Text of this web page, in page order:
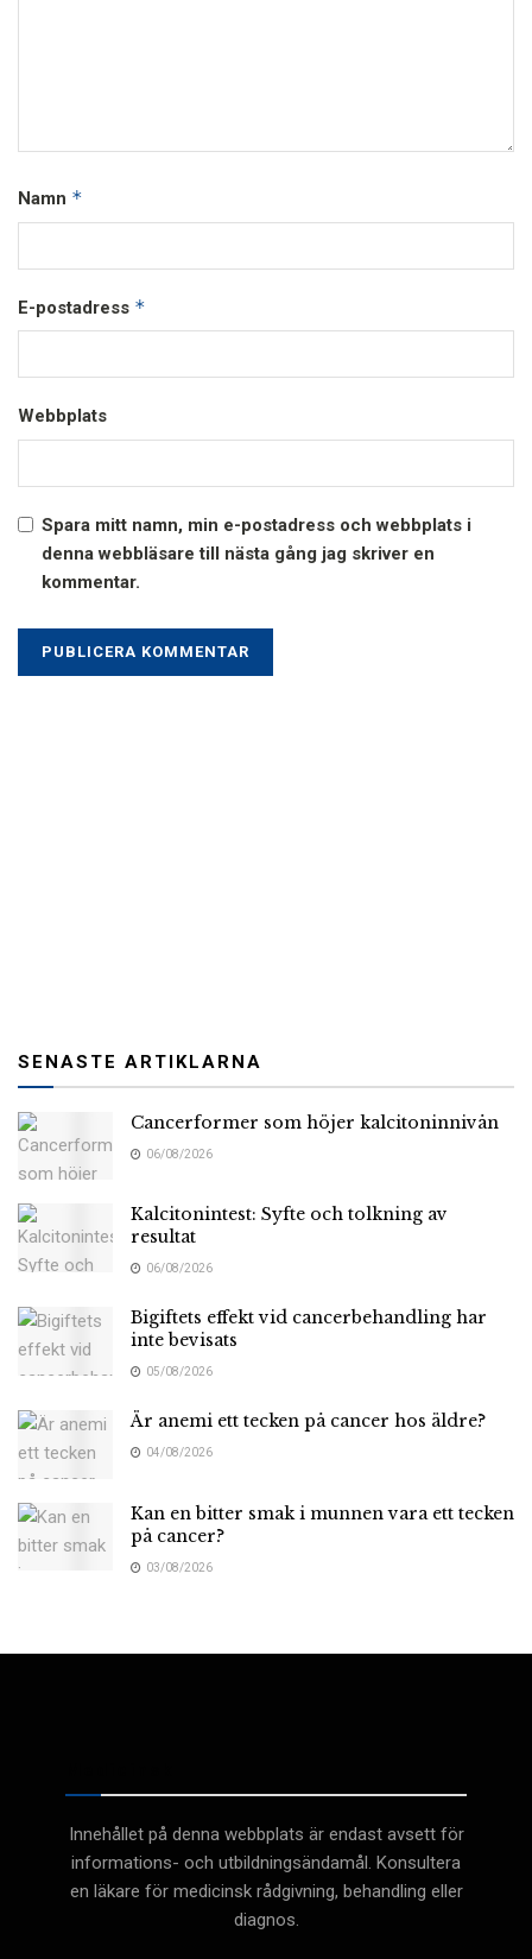
Namn *
E-postadress *
Webbplats
Spara mitt namn, min e-postadress och webbplats i
denna webbläsare till nästa gång jag skriver en
kommentar.
SENASTE ARTIKLARNA
Cancerformer som höjer kalcitoninnivån
06/08/2026
Kalcitonintest: Syfte och tolkning av
resultat
06/08/2026
Bigiftets effekt vid cancerbehandling har
inte bevisats
05/08/2026
Är anemi ett tecken på cancer hos äldre?
04/08/2026
Kan en bitter smak i munnen vara ett tecken
på cancer?
03/08/2026
Innehållet på denna webbplats är endast avsett för
informations- och utbildningsändamål. Konsultera
en läkare för medicinsk rådgivning, behandling eller
diagnos.